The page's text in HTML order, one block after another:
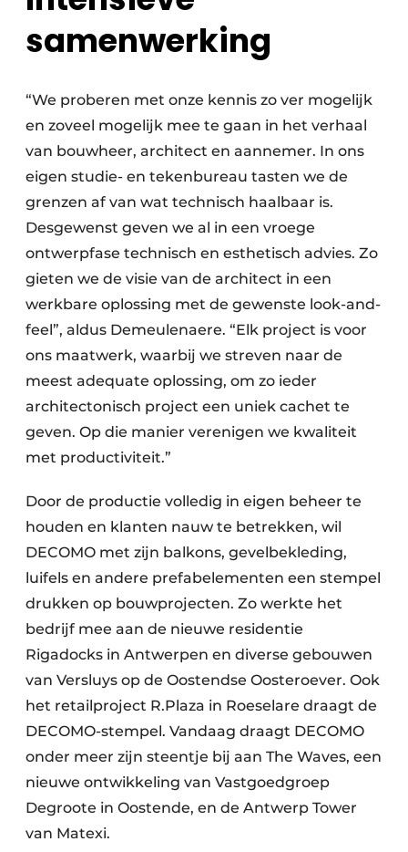
samenwerking
“We proberen met onze kennis zo ver mogelijk
en zoveel mogelijk mee te gaan in het verhaal
van bouwheer, architect en aannemer. In ons
eigen studie- en tekenbureau tasten we de
grenzen af van wat technisch haalbaar is.
Desgewenst geven we al in een vroege
ontwerpfase technisch en esthetisch advies. Zo
gieten we de visie van de architect in een
werkbare oplossing met de gewenste look-and-
feel”, aldus Demeulenaere. “Elk project is voor
ons maatwerk, waarbij we streven naar de
meest adequate oplossing, om zo ieder
architectonisch project een uniek cachet te
geven. Op die manier verenigen we kwaliteit
met productiviteit.”
Door de productie volledig in eigen beheer te
houden en klanten nauw te betrekken, wil
DECOMO met zijn balkons, gevelbekleding,
luifels en andere prefabelementen een stempel
drukken op bouwprojecten. Zo werkte het
bedrijf mee aan de nieuwe residentie
Rigadocks in Antwerpen en diverse gebouwen
van Versluys op de Oostendse Oosteroever. Ook
het retailproject R.Plaza in Roeselare draagt de
DECOMO-stempel. Vandaag draagt DECOMO
onder meer zijn steentje bij aan The Waves, een
nieuwe ontwikkeling van Vastgoedgroep
Degroote in Oostende, en de Antwerp Tower
van Matexi.